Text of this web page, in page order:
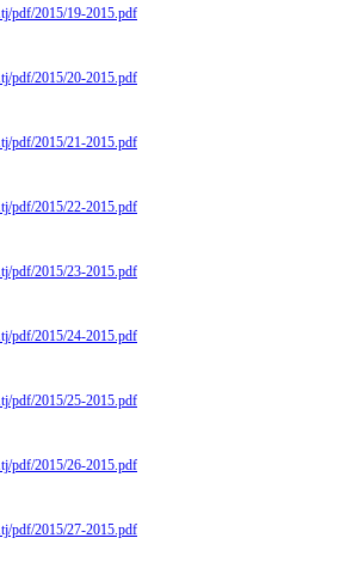
pdf/2015/19-2015.pdf
pdf/2015/20-2015.pdf
pdf/2015/21-2015.pdf
pdf/2015/22-2015.pdf
pdf/2015/23-2015.pdf
pdf/2015/24-2015.pdf
pdf/2015/25-2015.pdf
pdf/2015/26-2015.pdf
pdf/2015/27-2015.pdf